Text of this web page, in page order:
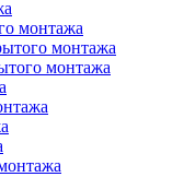
монтажа
монтажа
монтажа